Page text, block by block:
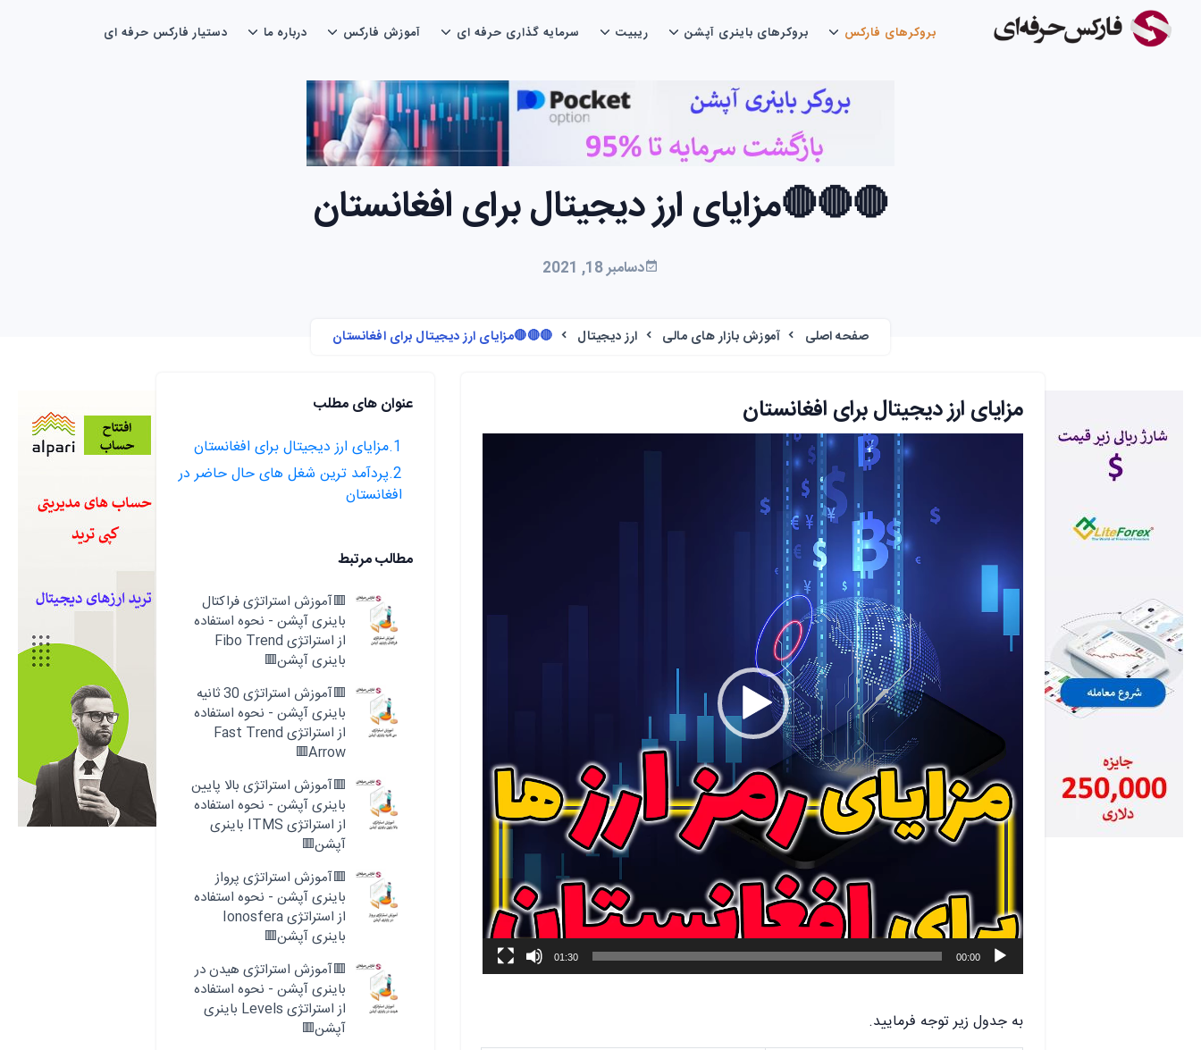
بروکرهای فارکس بروکرهای باینری آپشن ریبیت سرمایه گذاری حرفه ای آموزش فارکس درباره ما دستیار فارکس حرفه ای
🔴🔴🔴مزایای ارز دیجیتال برای افغانستان
دسامبر 18, 2021
صفحه اصلی آموزش بازار های مالی ارز دیجیتال 🔴🔴🔴مزایای ارز دیجیتال برای افغانستان
مزایای ارز دیجیتال برای افغانستان
00:00
01:30
به جدول زیر توجه فرمایید.
عنوان های مطلب
1.مزایای ارز دیجیتال برای افغانستان
2.پردآمد ترین شغل های حال حاضر در
افغانستان
مطالب مرتبط
🟥آموزش استراتژی فراکتال
باینری آپشن - نحوه استفاده
از استراتژی Fibo Trend
باینری آپشن🟥
🟥آموزش استراتژی 30 ثانیه
باینری آپشن - نحوه استفاده
از استراتژی Fast Trend
Arrow🟥
🟥آموزش استراتژی بالا پایین
باینری آپشن - نحوه استفاده
از استراتژی ITMS باینری
آپشن🟥
🟥آموزش استراتژی پرواز
باینری آپشن - نحوه استفاده
از استراتژی Ionosfera
باینری آپشن🟥
🟥آموزش استراتژی هیدن در
باینری آپشن - نحوه استفاده
از استراتژی Levels باینری
آپشن🟥